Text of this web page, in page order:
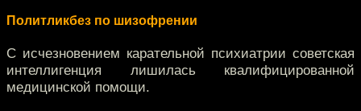
Политликбез по шизофрении
С исчезновением карательной психиатрии советская
интеллигенция лишилась квалифицированной
медицинской помощи.